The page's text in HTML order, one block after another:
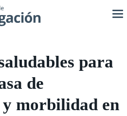
para
de
morbilidad en